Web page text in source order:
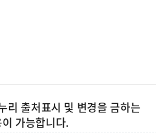
리 출처표시 및 변경을 금하는
가능합니다.